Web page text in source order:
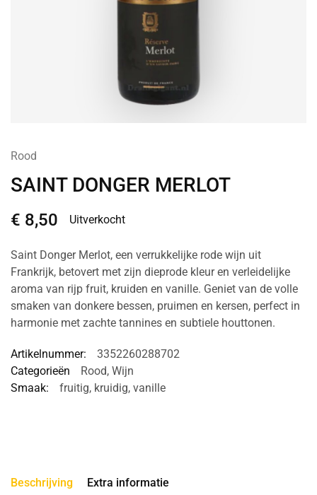
Rood
SAINT DONGER MERLOT
€ 8,50 Uitverkocht
Saint Donger Merlot, een verrukkelijke rode wijn uit
Frankrijk, betovert met zijn dieprode kleur en verleidelijke
aroma van rijp fruit, kruiden en vanille. Geniet van de volle
smaken van donkere bessen, pruimen en kersen, perfect in
harmonie met zachte tannines en subtiele houttonen.
Artikelnummer:
3352260288702
Categorieën
Rood, Wijn
Smaak:
fruitig, kruidig, vanille
Beschrijving Extra informatie